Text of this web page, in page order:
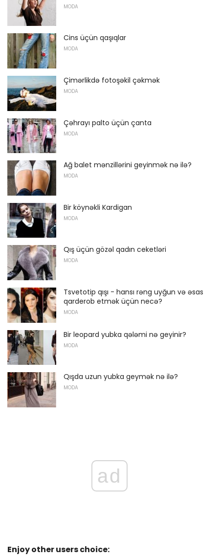
MODA
Cins üçün qaşıqlar
MODA
Çimərlikdə fotoşəkil çəkmək
MODA
Çəhrayı palto üçün çanta
MODA
Ağ balet mənzillərini geyinmək nə ilə?
MODA
Bir köynəkli Kardigan
MODA
Qış üçün gözəl qadın ceketləri
MODA
Tsvetotip qışı - hansı rəng uyğun və əsas
qarderob etmək üçün necə?
MODA
Bir leopard yubka qələmi nə geyinir?
MODA
Qışda uzun yubka geymək nə ilə?
MODA
ad
Enjoy other users choice: